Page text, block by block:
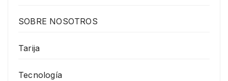
SOBRE NOSOTROS
Tarija
Tecnología